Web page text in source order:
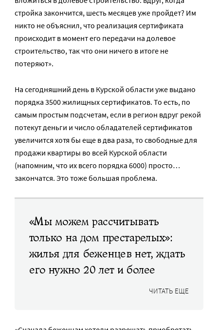
стройка закончится, шесть месяцев уже пройдет? Им
никто не объяснил, что реализация сертификата
происходит в момент его передачи на долевое
строительство, так что они ничего в итоге не
потеряют».
На сегодняшний день в Курской области уже выдано
порядка 3500 жилищных сертификатов. То есть, по
самым простым подсчетам, если в регион вдруг рекой
потекут деньги и число обладателей сертификатов
увеличится хотя бы еще в два раза, то свободные для
продажи квартиры во всей Курской области
(напомним, что их всего порядка 6000) просто…
закончатся. Это тоже большая проблема.
«Мы можем рассчитывать
только на дом престарелых»:
жилья для беженцев нет, ждать
его нужно 20 лет и более
ЧИТАТЬ ЕЩЕ